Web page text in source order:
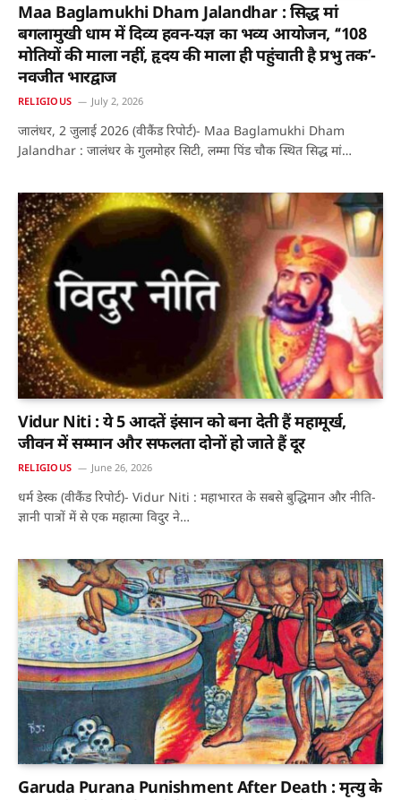
Maa Baglamukhi Dham Jalandhar : सिद्ध मां
बगलामुखी धाम में दिव्य हवन-यज्ञ का भव्य आयोजन, ‘‘108
मोतियों की माला नहीं, हृदय की माला ही पहुंचाती है प्रभु तक’-
नवजीत भारद्वाज
RELIGIOUS July 2, 2026
जालंधर, 2 जुलाई 2026 (वीकैंड रिपोर्ट)- Maa Baglamukhi Dham
Jalandhar : जालंधर के गुलमोहर सिटी, लम्मा पिंड चौक स्थित सिद्ध मां…
Vidur Niti : ये 5 आदतें इंसान को बना देती हैं महामूर्ख,
जीवन में सम्मान और सफलता दोनों हो जाते हैं दूर
RELIGIOUS June 26, 2026
धर्म डेस्क (वीकैंड रिपोर्ट)- Vidur Niti : महाभारत के सबसे बुद्धिमान और नीति-
ज्ञानी पात्रों में से एक महात्मा विदुर ने…
Garuda Purana Punishment After Death : मृत्यु के